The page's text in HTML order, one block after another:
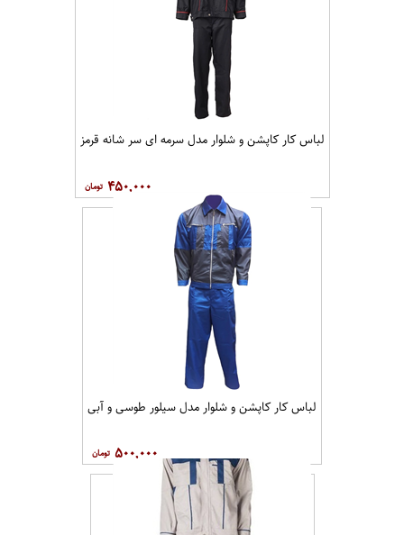
لباس کار کاپشن و شلوار مدل سرمه ای سر شانه قرمز
۴۵۰,۰۰۰
لباس کار کاپشن و شلوار مدل سیلور طوسی و آبی
۵۰۰,۰۰۰